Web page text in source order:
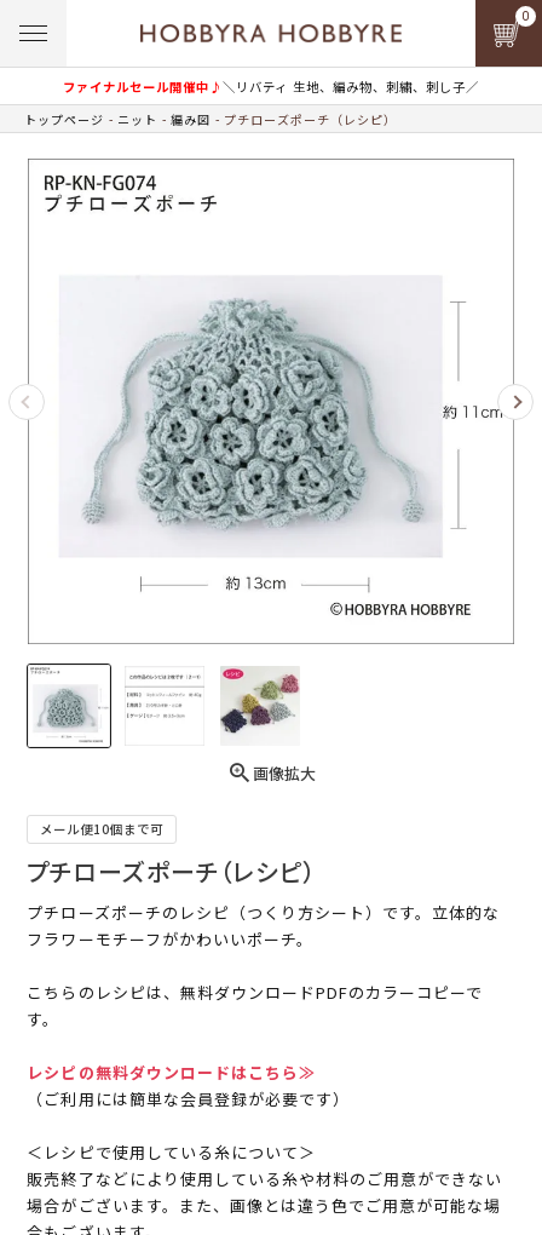
ファイナルセール開催中♪＼リバティ 生地、編み物、刺繍、刺し子／
0
トップページ ニット 編み図 プチローズポーチ（レシピ）
画像拡大
メール便10個まで可
プチローズポーチ（レシピ）
プチローズポーチのレシピ（つくり方シート）です。立体的な
フラワーモチーフがかわいいポーチ。
こちらのレシピは、無料ダウンロードPDFのカラーコピーで
す。
レシピの無料ダウンロードはこちら≫
（ご利用には簡単な会員登録が必要です）
＜レシピで使用している糸について＞
販売終了などにより使用している糸や材料のご用意ができない
場合がございます。また、画像とは違う色でご用意が可能な場